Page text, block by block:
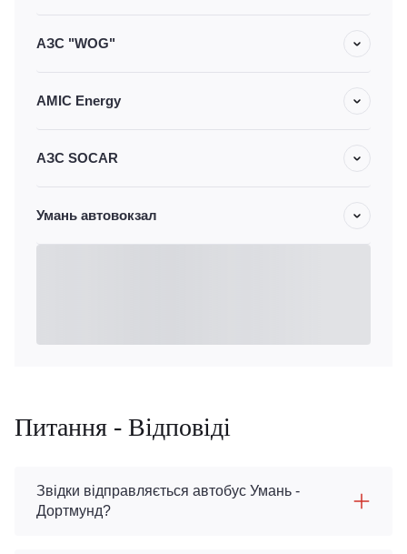
АЗС "WOG"
AMIC Energy
АЗС SOCAR
Умань автовокзал
Питання - Відповіді
Звідки відправляється автобус Умань -
Дортмунд?